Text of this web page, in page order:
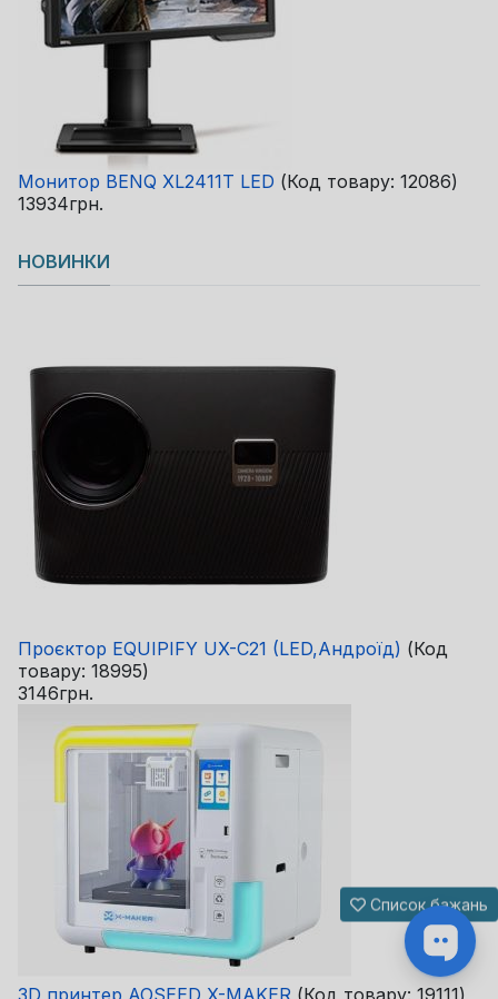
Монитор BENQ XL2411T LED (Код товару: 12086)
13934грн.
НОВИНКИ
Проєктор EQUIPIFY UX-C21 (LED,Андроїд) (Код
товару: 18995)
3146грн.
3D принтер AOSEED X-MAKER (Код товару: 19111)
Список бажань